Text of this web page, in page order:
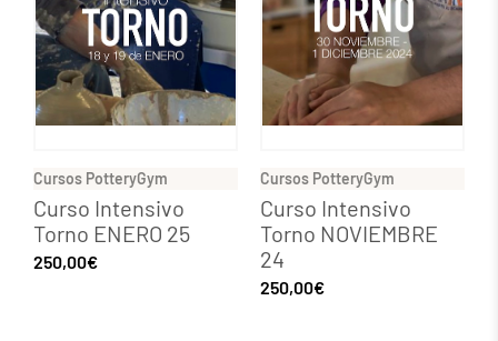
Cursos PotteryGym
Curso Intensivo
Torno ENERO 25
250,00€
Cursos PotteryGym
Curso Intensivo
Torno NOVIEMBRE
24
250,00€